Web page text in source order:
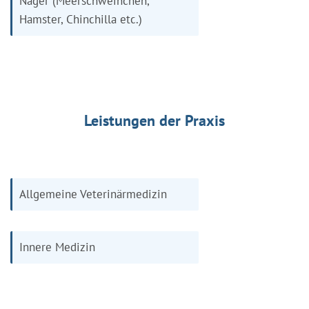
Hamster, Chinchilla etc.)
Leistungen der Praxis
Allgemeine Veterinärmedizin
Innere Medizin